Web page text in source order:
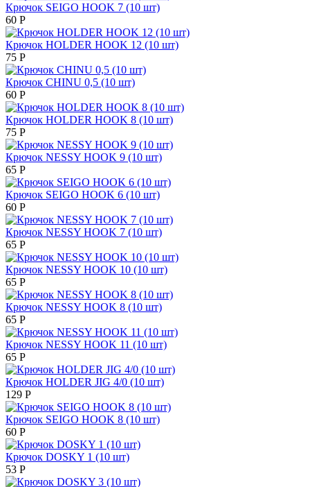
Крючок SEIGO HOOK 7 (10 шт)
60 Р
Крючок HOLDER HOOK 12 (10 шт)
75 Р
Крючок CHINU 0,5 (10 шт)
60 Р
Крючок HOLDER HOOK 8 (10 шт)
75 Р
Крючок NESSY HOOK 9 (10 шт)
65 Р
Крючок SEIGO HOOK 6 (10 шт)
60 Р
Крючок NESSY HOOK 7 (10 шт)
65 Р
Крючок NESSY HOOK 10 (10 шт)
65 Р
Крючок NESSY HOOK 8 (10 шт)
65 Р
Крючок NESSY HOOK 11 (10 шт)
65 Р
Крючок HOLDER JIG 4/0 (10 шт)
129 Р
Крючок SEIGO HOOK 8 (10 шт)
60 Р
Крючок DOSKY 1 (10 шт)
53 Р